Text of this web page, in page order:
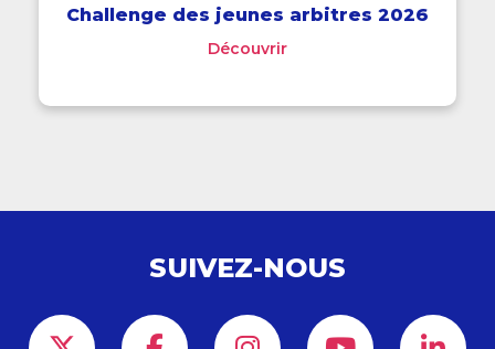
Challenge des jeunes arbitres 2026
Découvrir
SUIVEZ-NOUS